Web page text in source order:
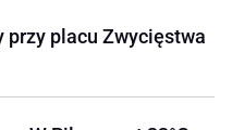
przy placu Zwycięstwa